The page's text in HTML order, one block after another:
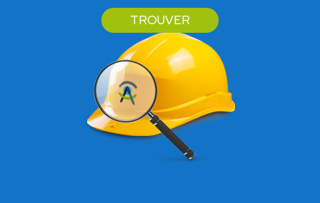
TROUVER